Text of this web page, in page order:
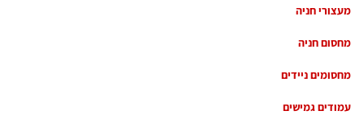
מעצורי חניה
מחסום חניה
מחסומים ניידים
עמודים גמישים